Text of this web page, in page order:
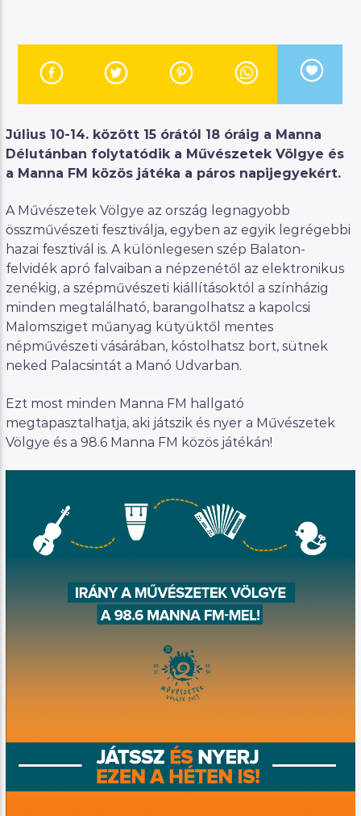
Manna FM
Július 10-14. között 15 órától 18 óráig a Manna
Délutánban folytatódik a Művészetek Völgye és
a Manna FM közös játéka a páros napijegyekért.
A Művészetek Völgye az ország legnagyobb
összművészeti fesztiválja, egyben az egyik legrégebbi
hazai fesztivál is. A különlegesen szép Balaton-
felvidék apró falvaiban a népzenétől az elektronikus
zenékig, a szépművészeti kiállításoktól a színházig
minden megtalálható, barangolhatsz a kapolcsi
Malomsziget műanyag kütyüktől mentes
népművészeti vásárában, kóstolhatsz bort, sütnek
neked Palacsintát a Manó Udvarban.
Ezt most minden Manna FM hallgató
megtapasztalhatja, aki játszik és nyer a Művészetek
Völgye és a 98.6 Manna FM közös játékán!